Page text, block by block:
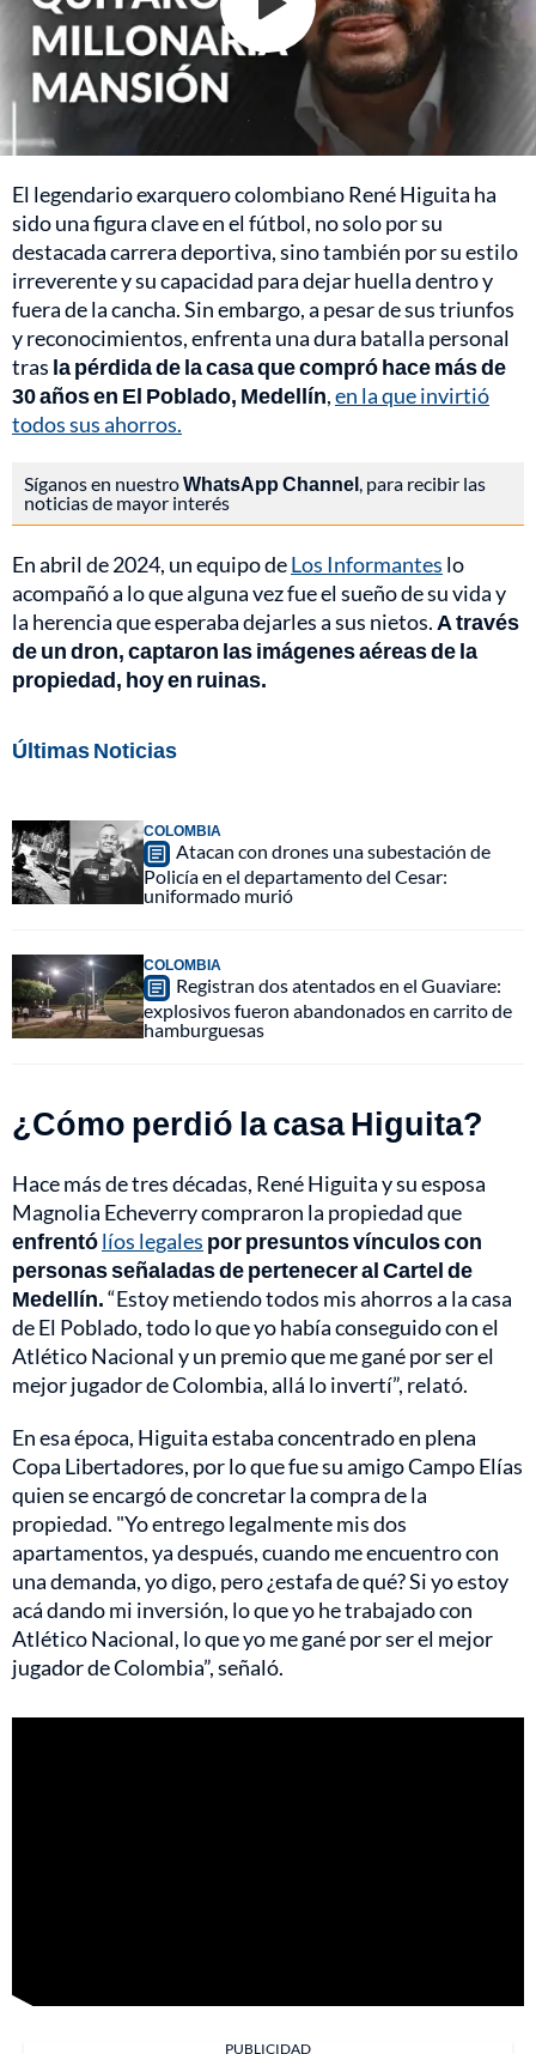
El legendario exarquero colombiano René Higuita ha
sido una figura clave en el fútbol, no solo por su
destacada carrera deportiva, sino también por su estilo
irreverente y su capacidad para dejar huella dentro y
fuera de la cancha. Sin embargo, a pesar de sus triunfos
y reconocimientos, enfrenta una dura batalla personal
tras la pérdida de la casa que compró hace más de
30 años en El Poblado, Medellín,en la que invirtió
todos sus ahorros.
Síganos en nuestroWhatsApp Channel , para recibir las
noticias de mayor interés
En abril de 2024, un equipo deLos Informantes lo
acompañó a lo que alguna vez fue el sueño de su vida y
la herencia que esperaba dejarles a sus nietos. A través
de un dron, captaron las imágenes aéreas de la
propiedad, hoy en ruinas.
Últimas Noticias
COLOMBIA
Atacan con drones una subestación de
Policía en el departamento del Cesar:
uniformado murió
COLOMBIA
Registran dos atentados en el Guaviare:
explosivos fueron abandonados en carrito de
hamburguesas
¿Cómo perdió la casa Higuita?
Hace más de tres décadas, René Higuita y su esposa
Magnolia Echeverry compraron la propiedad que
enfrentólíos legales por presuntos vínculos con
personas señaladas de pertenecer al Cartel de
Medellín.“Estoy metiendo todos mis ahorros a la casa
de El Poblado, todo lo que yo había conseguido con el
Atlético Nacional y un premio que me gané por ser el
mejor jugador de Colombia, allá lo invertí”, relató.
En esa época, Higuita estaba concentrado en plena
Copa Libertadores, por lo que fue su amigo Campo Elías
quien se encargó de concretar la compra de la
propiedad. "Yo entrego legalmente mis dos
apartamentos, ya después, cuando me encuentro con
una demanda, yo digo, pero ¿estafa de qué? Si yo estoy
acá dando mi inversión, lo que yo he trabajado con
Atlético Nacional, lo que yo me gané por ser el mejor
jugador de Colombia”, señaló.
PUBLICIDAD